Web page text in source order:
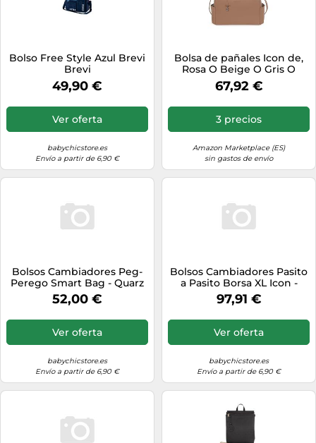
Bolso Free Style Azul Brevi
Brevi
49,90 €
Ver oferta
babychicstore.es
Envío a partir de 6,90 €
Bolsa de pañales Icon de,
Rosa O Beige O Gris O
Caramelo, Contemporáneo
67,92 €
3 precios
Amazon Marketplace (ES)
sin gastos de envío
Bolsos Cambiadores Peg-
Perego Smart Bag - Quarz
Peg-Perego
52,00 €
Ver oferta
babychicstore.es
Envío a partir de 6,90 €
Bolsos Cambiadores Pasito
a Pasito Borsa XL Icon -
Cream Pasito a Pasito
97,91 €
Ver oferta
babychicstore.es
Envío a partir de 6,90 €